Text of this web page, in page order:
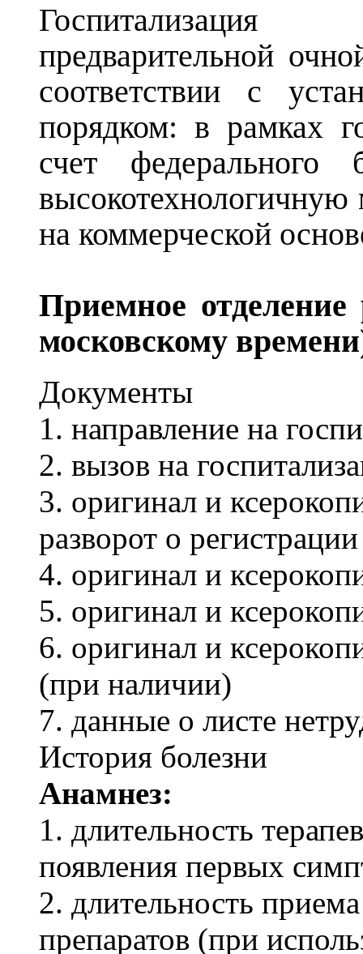
Госпитализация
предварительной
соответствии с
порядком: в рамках
счет
на коммерческой
Приемное
московскому
Документы
1. направление на
2. вызов на
3. оригинал и
разворот о
4. оригинал и
5. оригинал и
6. оригинал и
(при наличии)
7. данные о листе
История болезни
Анамнез:
1. длительность
появления первых
2. длительность
препаратов (при